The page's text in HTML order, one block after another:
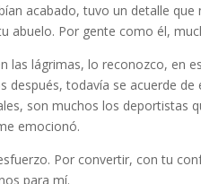
acabado, tuvo un detalle
abuelo. Por gente como él,
las lágrimas, lo reconozco, en
después, todavía se acuerde
son muchos los deportistas
emocionó.
Por convertir, con tu
para mí.